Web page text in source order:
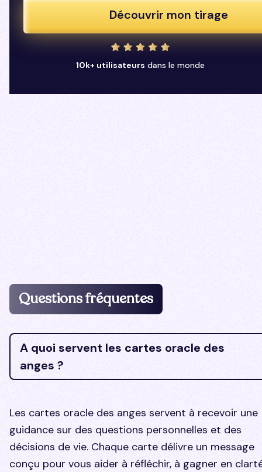
Découvrir mon tirage
10k+ utilisateurs dans le monde
Questions fréquentes
A quoi servent les cartes oracle des
anges ?
Les cartes oracle des anges servent à recevoir une
guidance sur des questions personnelles et des
décisions de vie. Chaque carte délivre un message
conçu pour vous aider à réfléchir, à gagner en